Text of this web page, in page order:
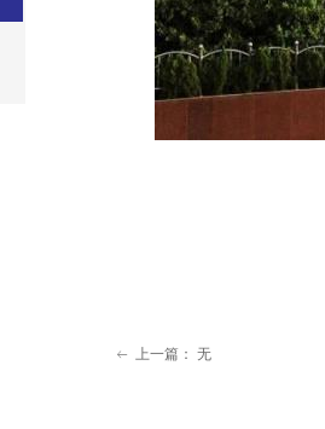
ꂃ 上一篇： 无